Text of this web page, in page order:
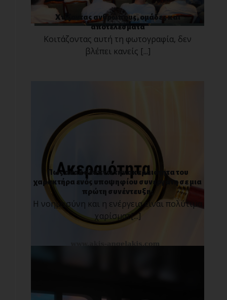
Χτίζοντας ανθρώπους, ομάδες και
αποτελέσματα
Κοιτάζοντας αυτή τη φωτογραφία, δεν
βλέπει κανείς [...]
Πως ανακαλύπτω την ακεραιότητα του
χαρακτήρα ενός υποψηφίου συνεργάτη σε μια
πρώτη συνέντευξη;
Η νοημοσύνη και η ενέργεια είναι πολύτιμα
χαρίσματ[...]